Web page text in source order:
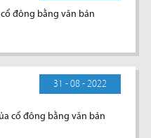
đông bằng văn bản
31 - 08 - 2022
cổ đông bằng văn bản